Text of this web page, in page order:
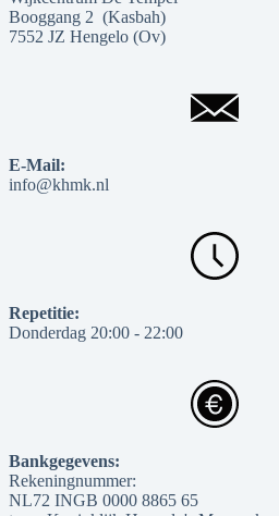
Booggang 2 (Kasbah)
7552 JZ Hengelo (Ov)
E-Mail:
info@khmk.nl
Repetitie:
Donderdag 20:00 - 22:00
Bankgegevens:
Rekeningnummer:
NL72 INGB 0000 8865 65